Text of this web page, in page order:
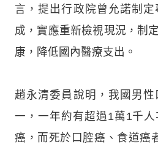
言，提出行政院曾允諾制
成，實應重新檢視現況，制
康，降低國內醫療支出。
趙永清委員說明，我國男
一，一年約有超過1萬1千
癌，而死於口腔癌、食道癌